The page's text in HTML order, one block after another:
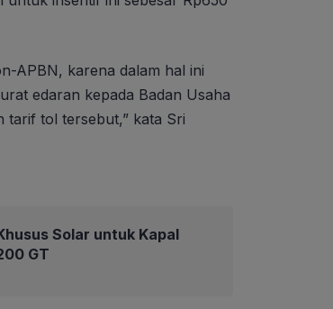
APBN, karena dalam hal ini
edaran kepada Badan Usaha
tarif tol tersebut,” kata Sri
Solar untuk Kapal
GT